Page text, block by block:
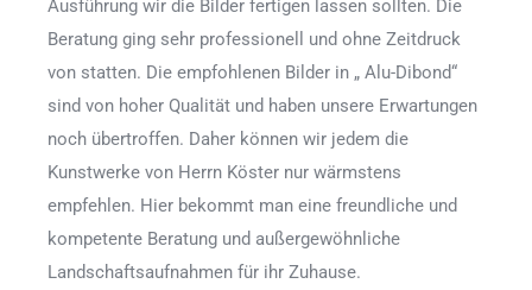
Ausführung wir die Bilder fertigen lassen sollten. Die
Beratung ging sehr professionell und ohne Zeitdruck
von statten. Die empfohlenen Bilder in „ Alu-Dibond“
sind von hoher Qualität und haben unsere Erwartungen
noch übertroffen. Daher können wir jedem die
Kunstwerke von Herrn Köster nur wärmstens
empfehlen. Hier bekommt man eine freundliche und
kompetente Beratung und außergewöhnliche
Landschaftsaufnahmen für ihr Zuhause.